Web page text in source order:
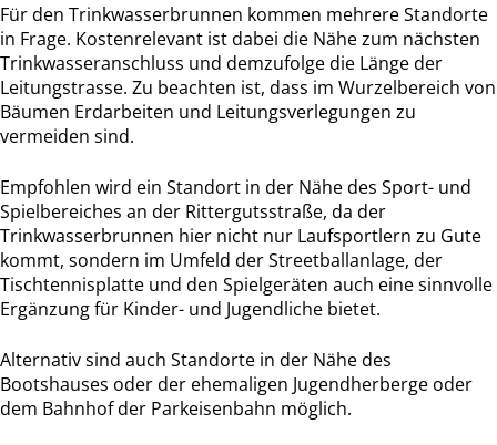
Für den Trinkwasserbrunnen kommen mehrere Standorte
in Frage. Kostenrelevant ist dabei die Nähe zum nächsten
Trinkwasseranschluss und demzufolge die Länge der
Leitungstrasse. Zu beachten ist, dass im Wurzelbereich von
Bäumen Erdarbeiten und Leitungsverlegungen zu
vermeiden sind.
Empfohlen wird ein Standort in der Nähe des Sport- und
Spielbereiches an der Rittergutsstraße, da der
Trinkwasserbrunnen hier nicht nur Laufsportlern zu Gute
kommt, sondern im Umfeld der Streetballanlage, der
Tischtennisplatte und den Spielgeräten auch eine sinnvolle
Ergänzung für Kinder- und Jugendliche bietet.
Alternativ sind auch Standorte in der Nähe des
Bootshauses oder der ehemaligen Jugendherberge oder
dem Bahnhof der Parkeisenbahn möglich.